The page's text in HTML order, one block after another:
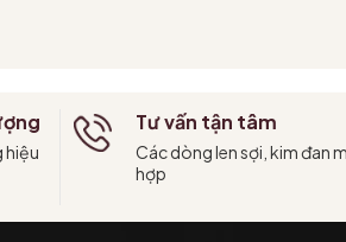
hiệu
Tư vấn tận tâm
Các dòng len sợi, kim đan
hợp